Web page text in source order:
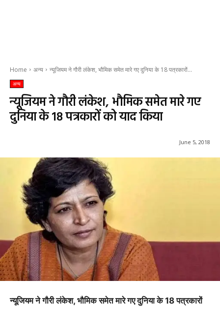
Home अन्य न्यूजियम ने गौरी लंकेश, भौमिक समेत मारे गए दुनिया के 18 पत्रकारों...
अन्य
न्यूजियम ने गौरी लंकेश, भौमिक समेत मारे गए
दुनिया के 18 पत्रकारों को याद किया
June 5, 2018
न्यूजियम ने गौरी लंकेश, भौमिक समेत मारे गए दुनिया के 18 पत्रकारों